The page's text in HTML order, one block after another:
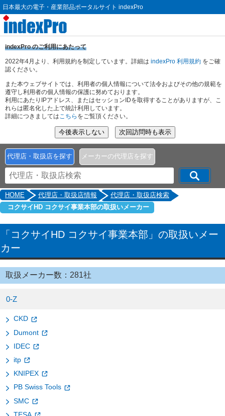
日本最大の電子・産業部品ポータルサイト indexPro
indexPro のご利用にあたって
2022年4月より、利用規約を制定しています。詳細は indexPro 利用規約 をご確
認ください。
また本ウェブサイトでは、利用者の個人情報について法令およびその他の規範を
遵守し利用者の個人情報の保護に努めております。
利用にあたりIPアドレス、またはセッションIDを取得することがありますが、こ
れらは匿名化した上で統計利用しています。
詳細につきましてはこちら をご覧頂ください。
代理店・取扱店を探す メーカーの代理店を探す
HOME 代理店・取扱店情報
代理店・取扱店検索
コクサイHD コクサイ事業本部の取扱いメーカー
「コクサイHD コクサイ事業本部」の取扱いメー
カー
取扱メーカー数：281社
0-Z
CKD
Dumont
IDEC
itp
KNIPEX
PB Swiss Tools
SMC